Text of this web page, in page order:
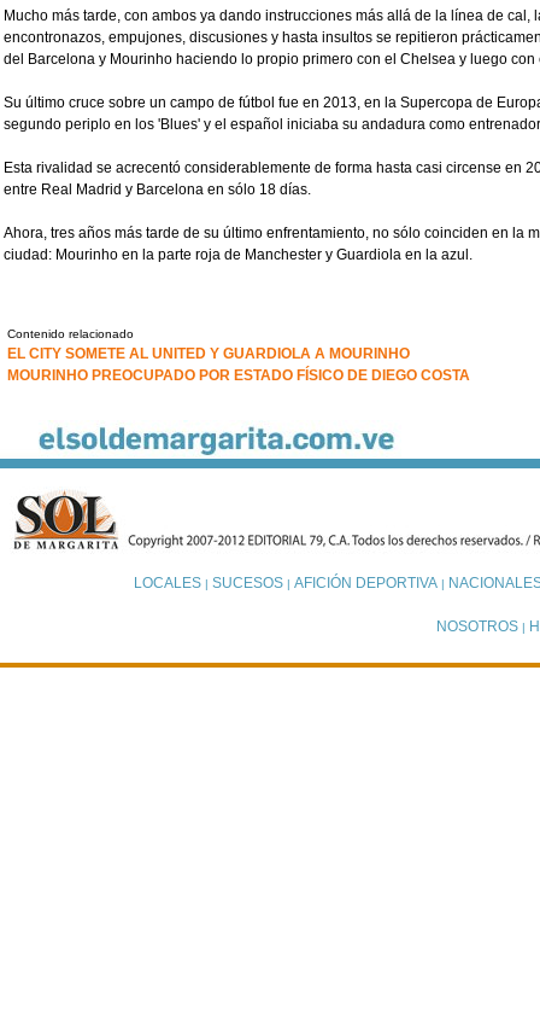
Mucho más tarde, con ambos ya dando instrucciones más allá de la línea de cal,
encontronazos, empujones, discusiones y hasta insultos se repitieron
del Barcelona y Mourinho haciendo lo propio primero con el Chelsea y luego
Su último cruce sobre un campo de fútbol fue en 2013, en la Supercopa de
segundo periplo en los 'Blues' y el español iniciaba su andadura como
Esta rivalidad se acrecentó considerablemente de forma hasta casi circense en
entre Real Madrid y Barcelona en sólo 18 días.
Ahora, tres años más tarde de su último enfrentamiento, no sólo coinciden en la
ciudad: Mourinho en la parte roja de Manchester y Guardiola en la azul.
Contenido relacionado
EL CITY SOMETE AL UNITED Y GUARDIOLA A MOURINHO
MOURINHO PREOCUPADO POR ESTADO FÍSICO DE DIEGO COSTA
LOCALES| SUCESOS| AFICIÓN DEPORTIVA|
NOSOTROS |